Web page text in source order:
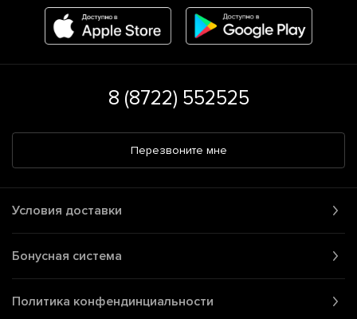
8 (8722) 552525
Перезвоните мне
Условия доставки
Бонусная система
Политика конфендинциальности